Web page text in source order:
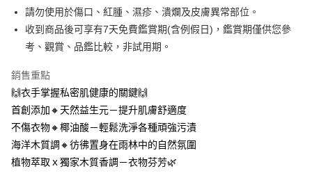
每筆NT$100，滿NT$888(含以上)免運費
新竹物流
請勿使用於傷口、紅腫、濕疹、潰爛及皮膚異常部位。
收到商品後可享有7天免費鑑賞期(含例假日)，鑑賞期僅供您參
考、觀賞、品鑑比較，非試用期。
銷售重點
🙌衣手掌握私密肌健康的關鍵🙌
首創添加🔸天然益生元－提升肌膚舒適度
不傷衣物🔸椰油酸－輕鬆洗淨各種頑強污漬
海洋木質調🔸彷彿置身在雨林中的自然氛圍
植物萃取ｘ獨家木質香調－衣物芬芳🌿